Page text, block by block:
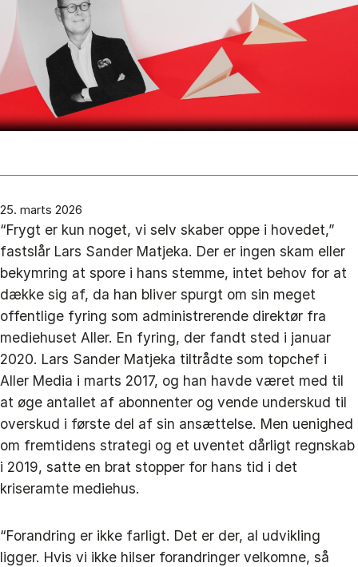
25. marts 2026
“Frygt er kun noget, vi selv skaber oppe i hovedet,”
fastslår Lars Sander Matjeka. Der er ingen skam eller
bekymring at spore i hans stemme, intet behov for at
dække sig af, da han bliver spurgt om sin meget
offentlige fyring som administrerende direktør fra
mediehuset Aller. En fyring, der fandt sted i januar
2020. Lars Sander Matjeka tiltrådte som topchef i
Aller Media i marts 2017, og han havde været med til
at øge antallet af abonnenter og vende underskud til
overskud i første del af sin ansættelse. Men uenighed
om fremtidens strategi og et uventet dårligt regnskab
i 2019, satte en brat stopper for hans tid i det
kriseramte mediehus.
“Forandring er ikke farligt. Det er der, al udvikling
ligger. Hvis vi ikke hilser forandringer velkomne, så